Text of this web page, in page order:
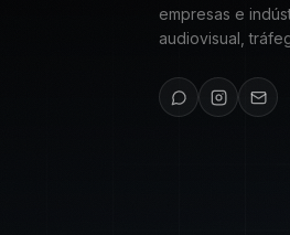
empresas e
audiovisual,